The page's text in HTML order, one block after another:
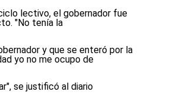
lectivo, el gobernador fue
"No tenía la
y que se enteró por la
yo no me ocupo de
se justificó al diario